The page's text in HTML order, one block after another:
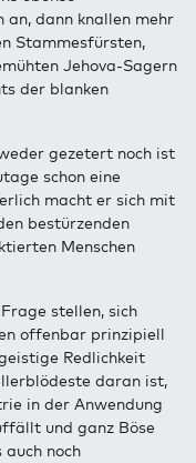
dann knallen mehr
Stammesfürsten,
Jehova-Sagern
der blanken
gezetert noch ist
schon eine
macht er sich mit
bestürzenden
Menschen
stellen, sich
offenbar prinzipiell
Redlichkeit
daran ist,
in der Anwendung
und ganz Böse
noch